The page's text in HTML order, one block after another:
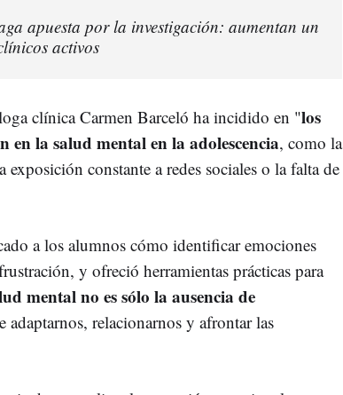
apuesta por la investigación: aumentan un
activos
clínica Carmen Barceló ha incidido en "los
en la salud mental en la adolescencia, como la
constante a redes sociales o la falta de
a los alumnos cómo identificar emociones
y ofreció herramientas prácticas para
mental no es sólo la ausencia de
adaptarnos, relacionarnos y afrontar las